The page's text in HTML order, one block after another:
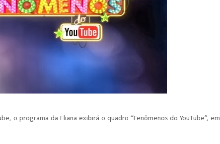
o programa da Eliana exibirá o quadro “Fenômenos do YouTube”, em